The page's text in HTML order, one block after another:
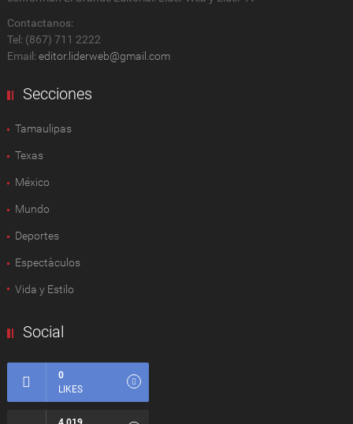
Contactanos:
Tel: (867) 711 2222
Email: editor.liderweb@gmail.com
Secciones
Tamaulipas
Texas
México
Mundo
Deportes
Espectàculos
Vida y Estilo
Social
0
LIKES